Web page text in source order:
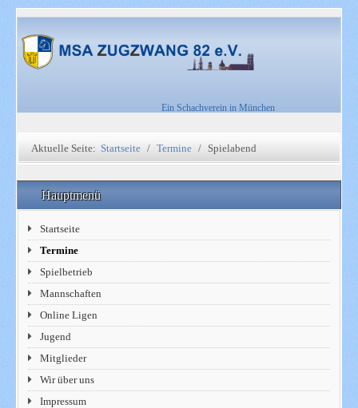
Ein Schachverein in München
Aktuelle Seite: Startseite Termine Spielabend
Hauptmenü
Startseite
Termine
Spielbetrieb
Mannschaften
Online Ligen
Jugend
Mitglieder
Wir über uns
Impressum